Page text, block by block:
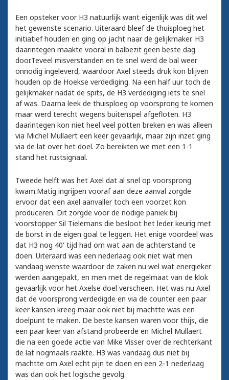
Een opsteker voor H3 natuurlijk want eigenlijk was dit wel
het gewenste scenario. Uiteraard bleef de thuisploeg het
initiatief houden en ging op jacht naar de gelijkmaker. H3
daarintegen maakte vooral in balbezit geen beste dag
door.Teveel misverstanden en te snel werd de bal weer
onnodig ingeleverd, waardoor Axel steeds druk kon blijven
houden op de Hoekse verdediging. Na een half uur toch de
gelijkmaker nadat de spits, de H3 verdediging iets te snel
af was. Daarna leek de thuisploeg op voorsprong te komen
maar werd terecht wegens buitenspel afgefloten. H3
daarintegen kon niet heel veel potten breken en was alleen
via Michel Mullaert een keer gevaarlijk, maar zijn inzet ging
via de lat over het doel. Zo bereikten we met een 1-1
stand het rustsignaal.
Tweede helft was het Axel dat al snel op voorsprong
kwam.Matig ingrijpen vooraf aan deze aanval zorgde
ervoor dat een axel aanvaller toch een voorzet kon
produceren. Dit zorgde voor de nodige paniek bij
voorstopper Sil Tielemans die besloot het leder keurig met
de borst in de eigen goal te leggen. Het enige voordeel was
dat H3 nog 40' tijd had om wat aan de achterstand te
doen. Uiteraard was een nederlaag ook niet wat men
vandaag wenste waardoor de zaken nu wel wat energieker
werden aangepakt, en men met de regelmaat van de klok
gevaarlijk voor het Axelse doel verscheen. Het was nu Axel
dat de voorsprong verdedigde en via de counter een paar
keer kansen kreeg maar ook niet bij machtte was een
doelpunt te maken. De beste kansen waren voor thijs, die
een paar keer van afstand probeerde en Michel Mullaert
die na een goede actie van Mike Visser over de rechterkant
de lat nogmaals raakte. H3 was vandaag dus niet bij
machtte om Axel echt pijn te doen en een 2-1 nederlaag
was dan ook het logische gevolg.